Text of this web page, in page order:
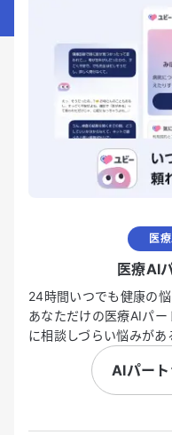
医
医療AI
24時間いつでも健康の
あなただけの医療AIパ
に相談しづらい悩みが
AIパー